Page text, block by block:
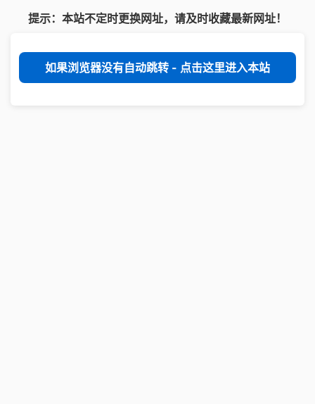
提示：本站不定时更换网址，请及时收藏最新网址！
如果浏览器没有自动跳转 - 点击这里进入本站